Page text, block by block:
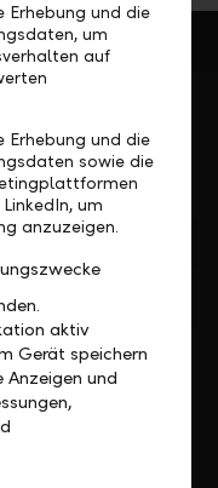
bis Freitag, 08.00
Erhebung und die
um
auf
Erhebung und die
sowie die
um
anzuzeigen.
aktiv
Gerät speichern
und